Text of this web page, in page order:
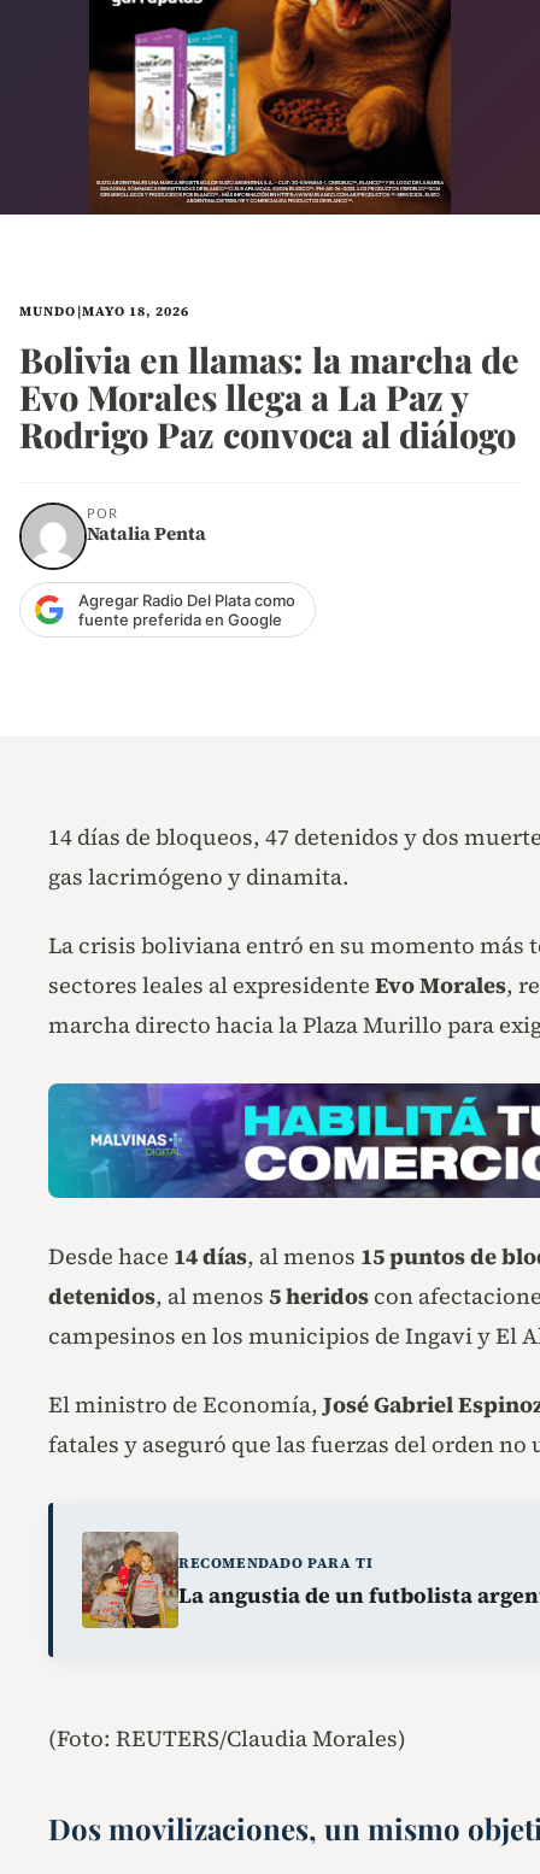
MUNDO |MAYO 18, 2026
Bolivia en llamas: la marcha de
Evo Morales llega a La Paz y
Rodrigo Paz convoca al diálogo
POR
Natalia Penta
Agregar Radio Del Plata como
fuente preferida en Google
14 días de bloqueos, 47 detenidos y dos
gas lacrimógeno y dinamita.
La crisis boliviana entró en su momento más
sectores leales al expresidente Evo Morales,
marcha directo hacia la Plaza Murillo para
Desde hace 14 días, al menos 15 puntos de
detenidos, al menos 5 heridos con
campesinos en los municipios de Ingavi y El
El ministro de Economía,José Gabriel
fatales y aseguró que las fuerzas del orden
RECOMENDADO PARA TI
La angustia de un futbolista
(Foto: REUTERS/Claudia Morales)
Dos movilizaciones, un mismo